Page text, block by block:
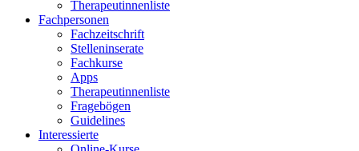
Therapeutinnenliste
Fachpersonen
Fachzeitschrift
Stelleninserate
Fachkurse
Apps
Therapeutinnenliste
Fragebögen
Guidelines
Interessierte